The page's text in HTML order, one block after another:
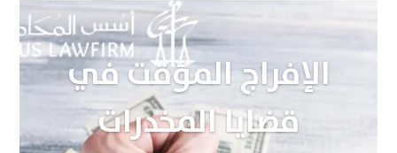
الإفراج المؤقت في
قضايا المخدرات